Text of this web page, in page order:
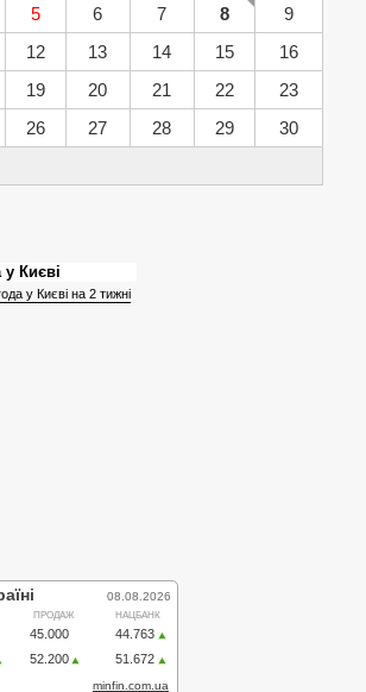
5 6 7 8
9
12 13 14 15
16
19 20 21 22
23
26 27 28 29
30